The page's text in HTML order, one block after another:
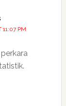
11:07 PM